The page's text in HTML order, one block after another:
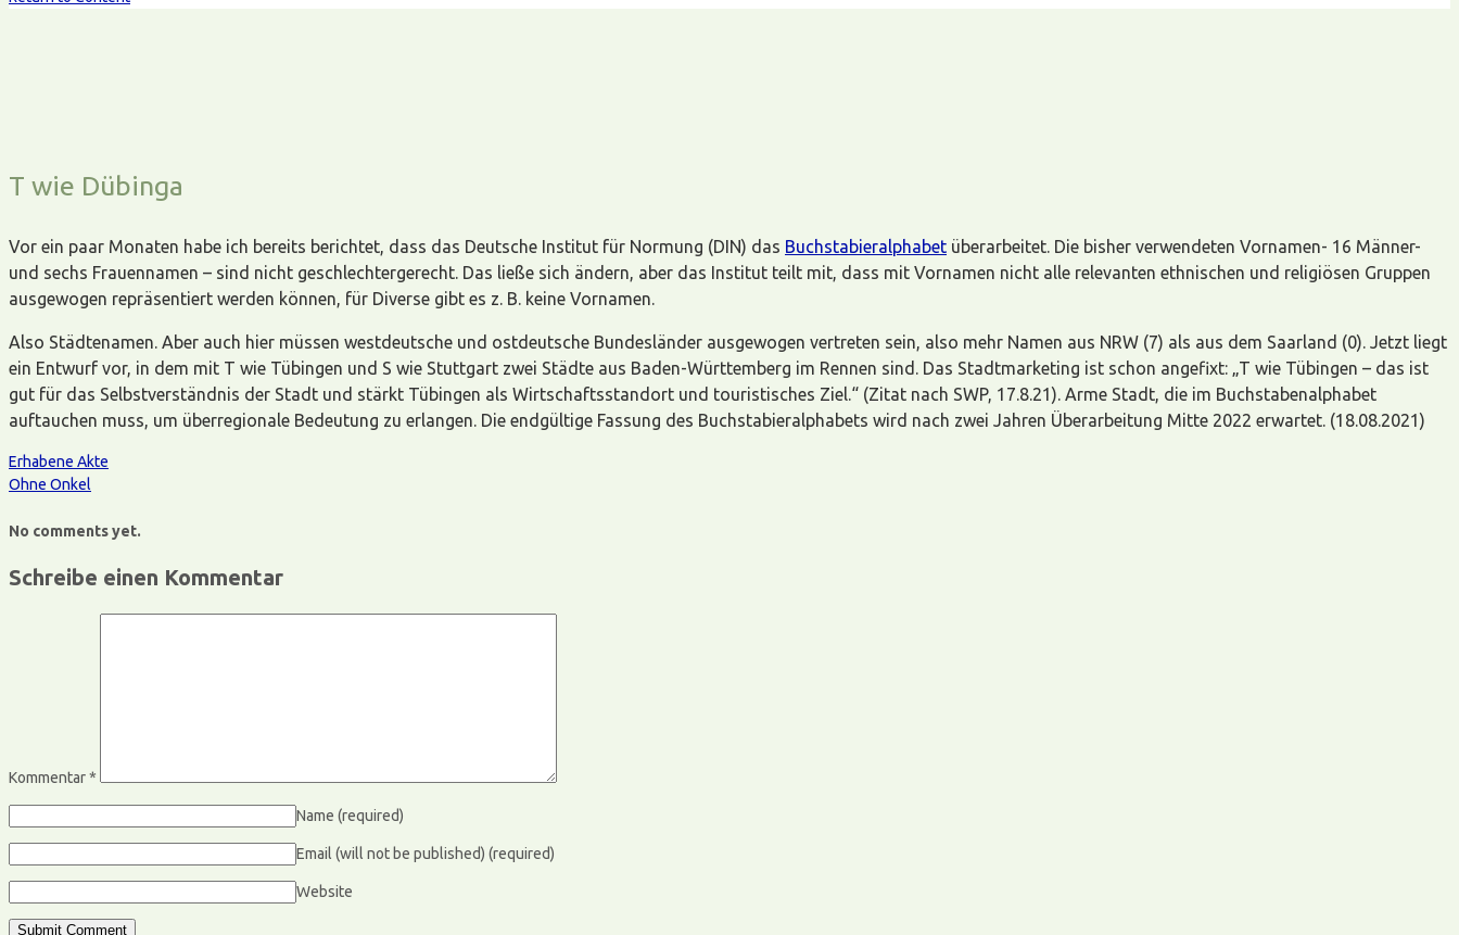
T wie Dübinga
Vor ein paar Monaten habe ich bereits berichtet, dass das Deutsche Institut für Normung (DIN) das Buchstabieralphabet überarbeitet. Die bisher verwendeten Vornamen- 16 Männer-
und sechs Frauennamen – sind nicht geschlechtergerecht. Das ließe sich ändern, aber das Institut teilt mit, dass mit Vornamen nicht alle relevanten ethnischen und religiösen Gruppen
ausgewogen repräsentiert werden können, für Diverse gibt es z. B. keine Vornamen.
Also Städtenamen. Aber auch hier müssen westdeutsche und ostdeutsche Bundesländer ausgewogen vertreten sein, also mehr Namen aus NRW (7) als aus dem Saarland (0). Jetzt liegt
ein Entwurf vor, in dem mit T wie Tübingen und S wie Stuttgart zwei Städte aus Baden-Württemberg im Rennen sind. Das Stadtmarketing ist schon angefixt: „T wie Tübingen – das ist
gut für das Selbstverständnis der Stadt und stärkt Tübingen als Wirtschaftsstandort und touristisches Ziel.“ (Zitat nach SWP, 17.8.21). Arme Stadt, die im Buchstabenalphabet
auftauchen muss, um überregionale Bedeutung zu erlangen. Die endgültige Fassung des Buchstabieralphabets wird nach zwei Jahren Überarbeitung Mitte 2022 erwartet. (18.08.2021)
Erhabene Akte
Ohne Onkel
No comments yet.
Schreibe einen Kommentar
Kommentar*
Name (required)
Email (will not be published) (required)
Website